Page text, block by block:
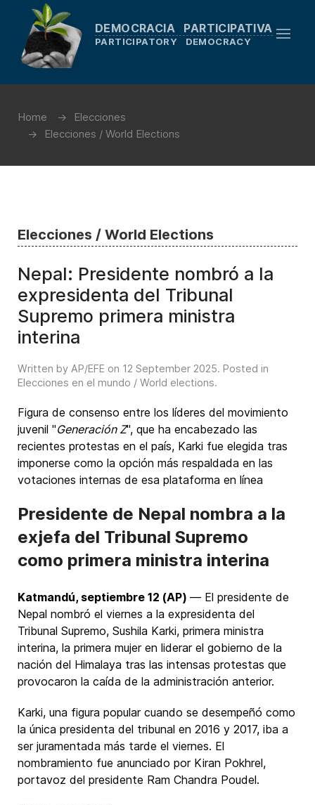
DEMOCRACIA PARTICIPATIVA
PARTICIPATORY DEMOCRACY
Home
Elecciones
Elecciones / World Elections
Elecciones / World Elections
Nepal: Presidente nombró a la
expresidenta del Tribunal
Supremo primera ministra
interina
Written by AP/EFE on 12 September 2025. Posted in
Elecciones en el mundo / World elections.
Figura de consenso entre los líderes del movimiento
juvenil "Generación Z", que ha encabezado las
recientes protestas en el país, Karki fue elegida tras
imponerse como la opción más respaldada en las
votaciones internas de esa plataforma en línea
Presidente de Nepal nombra a la
exjefa del Tribunal Supremo
como primera ministra interina
Katmandú, septiembre 12 (AP) — El presidente de
Nepal nombró el viernes a la expresidenta del
Tribunal Supremo, Sushila Karki, primera ministra
interina, la primera mujer en liderar el gobierno de la
nación del Himalaya tras las intensas protestas que
provocaron la caída de la administración anterior.
Karki, una figura popular cuando se desempeñó como
la única presidenta del tribunal en 2016 y 2017, iba a
ser juramentada más tarde el viernes. El
nombramiento fue anunciado por Kiran Pokhrel,
portavoz del presidente Ram Chandra Poudel.